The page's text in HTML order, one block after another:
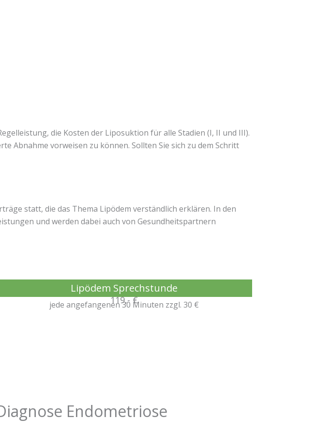
die Kosten der Liposuktion für alle Stadien (I, II und III).
Abnahme vorweisen zu können. Sollten Sie sich zu dem Schritt
statt, die das Thema Lipödem verständlich erklären. In den
und werden dabei auch von Gesundheitspartnern
Lipödem Sprechstunde
119,- €
jede angefangenen 30 Minuten zzgl. 30 €
Endometriose